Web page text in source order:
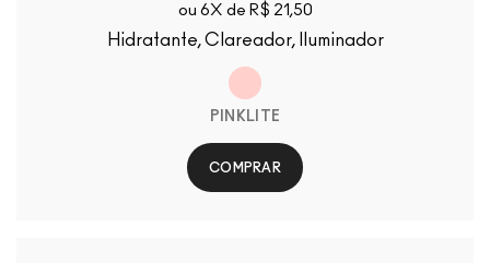
ou 6X de R$ 21,50
Hidratante, Clareador, Iluminador
PINKLITE
COMPRAR